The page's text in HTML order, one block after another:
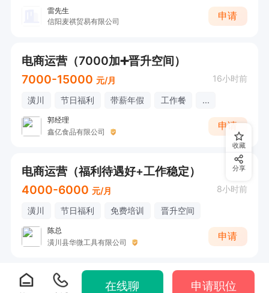
雷先生
信阳麦祺贸易有限公司
申请
电商运营（7000加➕晋升空间）
7000-15000 元/月 16小时前
潢川 节日福利 带薪年假 工作餐 ...
郭经理
鑫亿食品有限公司
申请
电商运营（福利待遇好+工作稳定）
4000-6000 元/月 8小时前
潢川 节日福利 免费培训 晋升空间
陈总
潢川县华微工具有限公司
申请
收藏
分享
在线聊 申请职位